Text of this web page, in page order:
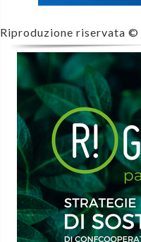
Riproduzione riservata ©